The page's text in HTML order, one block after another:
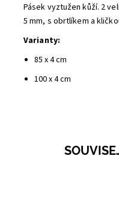
Pásek vyztužen kůží. 2
5 mm, s obrtlíkem a
Varianty:
85 x 4 cm
100 x 4 cm